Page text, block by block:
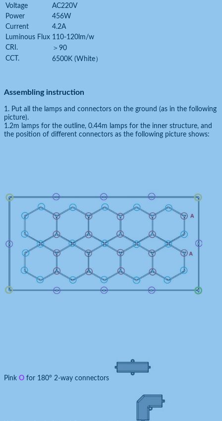
Voltage
AC220V
Power
456W
Current
4.2A
Luminous Flux 110-120lm/w
CRI.
＞90
CCT.
6500K (White）
Assembling instruction
1. Put all the lamps and connectors on the ground (as in the following
picture).
1.2m lamps for the outline, 0.44m lamps for the inner structure, and
the position of different connectors as the following picture shows:
Pink O for 180° 2-way connectors